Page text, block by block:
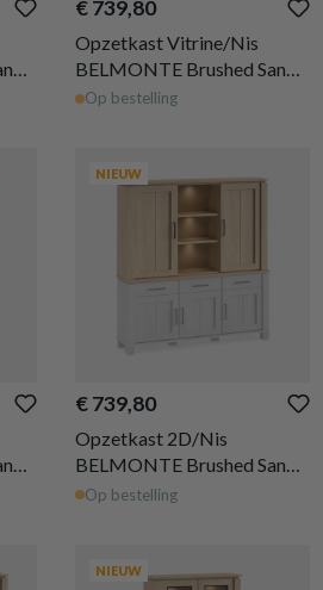
€ 739,80
Opzetkast Vitrine/Nis
BELMONTE Brushed Sand
Oak B199
Op bestelling
NIEUW
€ 739,80
Opzetkast 2D/Nis
BELMONTE Brushed Sand
Oak B199
Op bestelling
NIEUW